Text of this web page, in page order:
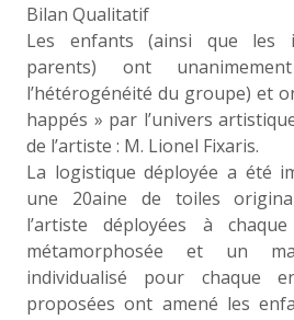
Bilan Qualitatif
Les enfants (ainsi que les
parents) ont
l’hétérogénéité du groupe) et
happés » par l’univers
de l’artiste : M. Lionel Fixaris.
La logistique déployée a été
une 20aine de toiles
l’artiste déployées à
métamorphosée et un
individualisé pour chaque
proposées ont amené les